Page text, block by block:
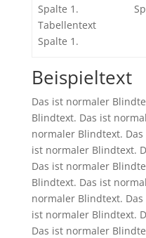
Spalte 1.
Tabellentext
Spalte 1.
Beispieltext
Das ist normaler
Blindtext. Das ist
normaler Blindtext.
ist normaler Blindtext.
Das ist normaler
Blindtext. Das ist
normaler Blindtext.
ist normaler Blindtext.
Das ist normaler